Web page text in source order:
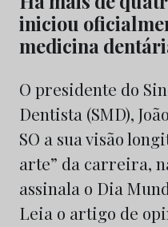
iniciou
medicina
O presidente do
Dentista (SMD),
SO a sua visão
arte” da carreira,
assinala o Dia
Leia o artigo de